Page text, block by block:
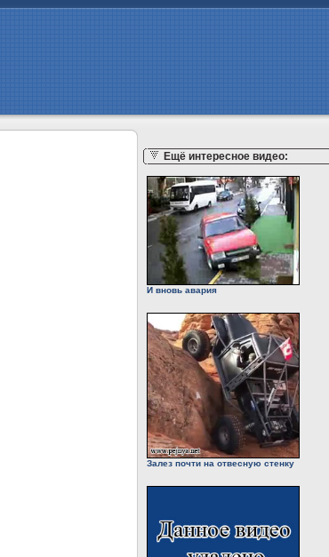
Ещё интересное видео:
И вновь авария
Залез почти на отвесную стенку